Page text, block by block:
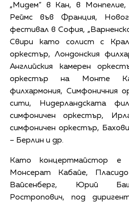
„Мидем“ в Кан, в
Реймс във Франция,
фестивал в София,
Свири като солист с
оркестър, Лондонския
Английския камерен
оркестър на Монте
филхармония, Симфоничния
сити, Нидерландската
симфоничен оркестър,
симфоничен оркестър,
– Берлин и др.
Като концертмайстор
Монсерат Кабайе,
Вайсенберг, Юрий
Ростропович, под